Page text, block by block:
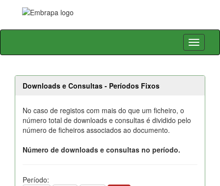
Skip
Downloads e Consultas - Períodos Fixos
No caso de registos com mais do que um ficheiro, o
número total de downloads e consultas é dividido pelo
número de ficheiros associados ao documento.
Número de downloads e consultas no período.
Período: